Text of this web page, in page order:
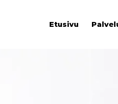
Etusivu